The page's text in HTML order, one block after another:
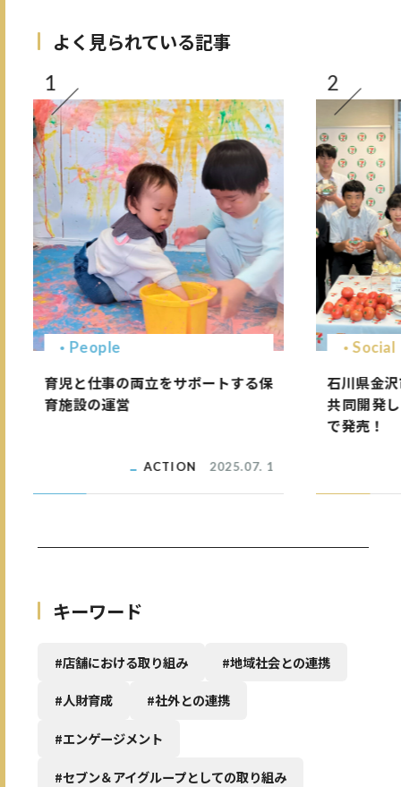
よく見られている記事
1
People
育児と仕事の両立をサポートする保
育施設の運営
ACTION 2025.07. 1
2
Social
石川県金
共同開発
で発売！
キーワード
#店舗における取り組み #地域社会との連携
#人財育成 #社外との連携
#エンゲージメント
#セブン＆アイグループとしての取り組み